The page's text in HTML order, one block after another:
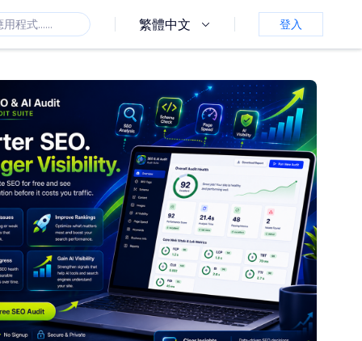
繁體中文 登入